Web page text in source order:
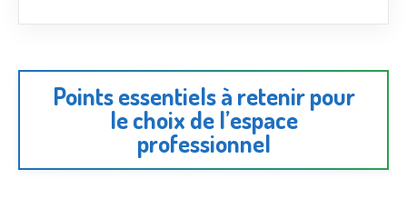
Points essentiels à retenir pour
le choix de l’espace
professionnel